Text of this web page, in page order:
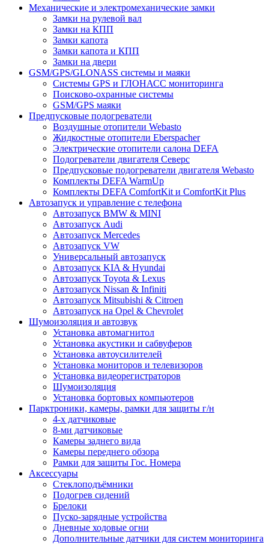
Механические и электромеханические замки
Замки на рулевой вал
Замки на КПП
Замки капота
Замки капота и КПП
Замки на двери
GSM/GPS/GLONASS системы и маяки
Системы GPS и ГЛОНАСС мониторинга
Поисково-охранные системы
GSM/GPS маяки
Предпусковые подогреватели
Воздушные отопители Webasto
Жидкостные отопители Eberspacher
Электрические отопители салона DEFA
Подогреватели двигателя Северс
Предпусковые подогреватели двигателя Webasto
Комплекты DEFA WarmUp
Комплекты DEFA ComfortKit и ComfortKit Plus
Автозапуск и управление с телефона
Автозапуск BMW & MINI
Автозапуск Audi
Автозапуск Mercedes
Автозапуск VW
Универсальный автозапуск
Автозапуск KIA & Hyundai
Автозапуск Toyota & Lexus
Автозапуск Nissan & Infiniti
Автозапуск Mitsubishi & Citroen
Автозапуск на Opel & Chevrolet
Шумоизоляция и автозвук
Установка автомагнитол
Установка акустики и сабвуферов
Установка автоусилителей
Установка мониторов и телевизоров
Установка видеорегистраторов
Шумоизоляция
Установка бортовых компьютеров
Парктроники, камеры, рамки для защиты г/н
4-х датчиковые
8-ми датчиковые
Камеры заднего вида
Камеры переднего обзора
Рамки для защиты Гос. Номера
Аксессуары
Стеклоподъёмники
Подогрев сидений
Брелоки
Пуско-зарядные устройства
Дневные ходовые огни
Дополнительные датчики для систем мониторинга